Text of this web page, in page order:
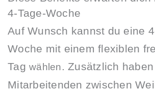
4-Tage-Woche
Auf Wunsch kannst du eine
Woche mit einem flexiblen
Tag wählen. Zusätzlich
Mitarbeitenden zwischen